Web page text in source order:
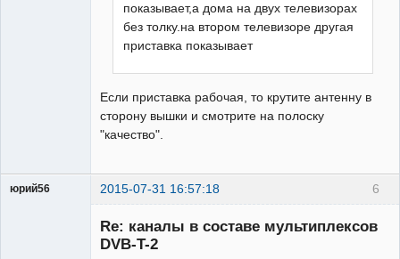
показывает,а дома на двух телевизорах
без толку.на втором телевизоре другая
приставка показывает
Если приставка рабочая, то крутите антенну в
сторону вышки и смотрите на полоску
"качество".
6
юрий56 2015-07-31 16:57:18
Re: каналы в составе мультиплексов
DVB-T-2